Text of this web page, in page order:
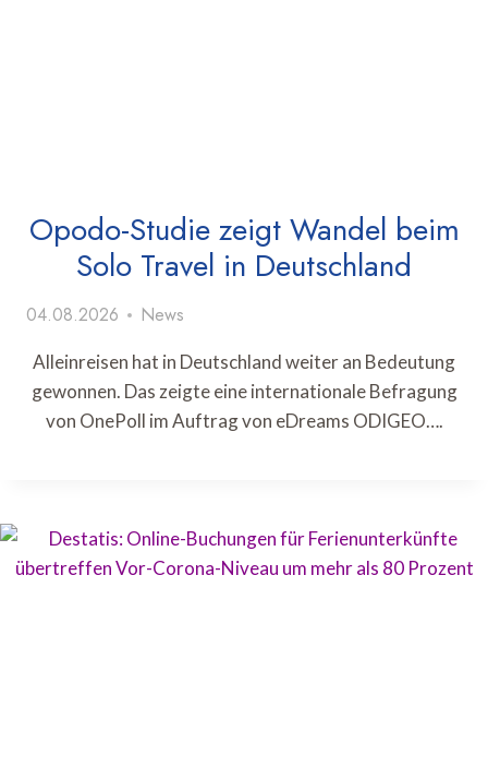
Opodo-Studie zeigt Wandel beim
Solo Travel in Deutschland
04.08.2026 News
Alleinreisen hat in Deutschland weiter an Bedeutung
gewonnen. Das zeigte eine internationale Befragung
von OnePoll im Auftrag von eDreams ODIGEO….